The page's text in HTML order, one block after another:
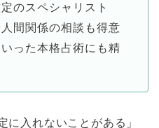
のスペシャリスト
間関係の相談も得意
った本格占術にも精
に入れないことがある」